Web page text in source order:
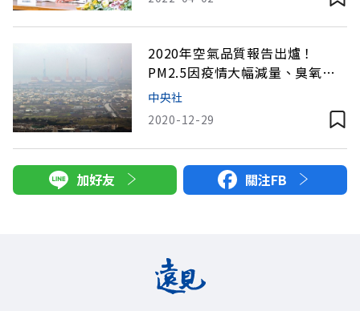
2020年空氣品質報告出爐！
PM2.5因疫情大幅減量、臭氧污
染增加
中央社
2020-12-29
加好友 關注FB